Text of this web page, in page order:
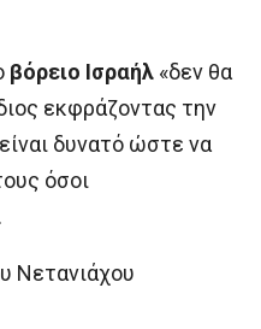
βόρειο Ισραήλ «δεν θα
εκφράζοντας την
δυνατό ώστε να
όσοι
Νετανιάχου